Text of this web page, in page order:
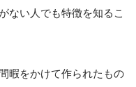
ない人でも特徴を知るこ
暇をかけて作られたもの